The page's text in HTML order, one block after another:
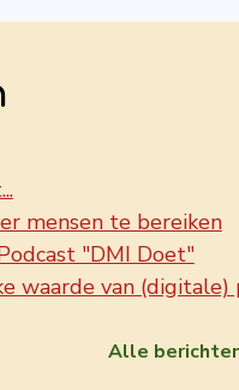
mensen te bereiken
"DMI Doet"
waarde van
Alle